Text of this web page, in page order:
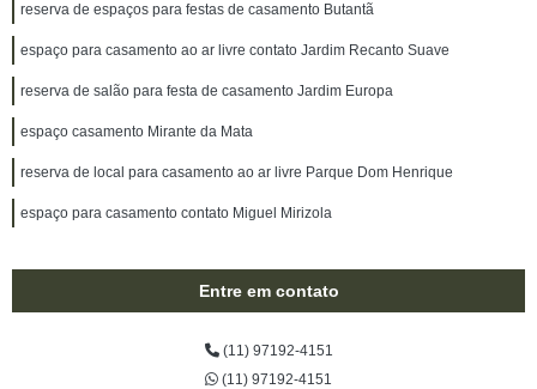
reserva de espaços para festas de casamento Butantã
espaço para casamento ao ar livre contato Jardim Recanto Suave
reserva de salão para festa de casamento Jardim Europa
espaço casamento Mirante da Mata
reserva de local para casamento ao ar livre Parque Dom Henrique
espaço para casamento contato Miguel Mirizola
Entre em contato
(11) 97192-4151
(11) 97192-4151